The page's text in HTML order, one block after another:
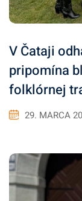
V Čataji
pripomína
folklórnej
29. MARCA